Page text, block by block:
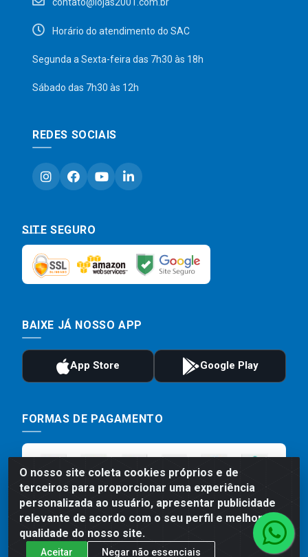
O nosso site coleta cookies próprios e de
terceiros para proporcionar uma experiência
personalizada ao usuário, apresentar publicidade
relevante de acordo com o seu perfil e melhorar a
qualidade do nosso site.
Aceitar Negar não essenciais
Horário do atendimento do SAC
Segunda a Sexta-feira das 7h30 às 18h
Sábado das 7h30 às 12h
REDES SOCIAIS
SITE SEGURO
BAIXE JÁ NOSSO APP
FORMAS DE PAGAMENTO